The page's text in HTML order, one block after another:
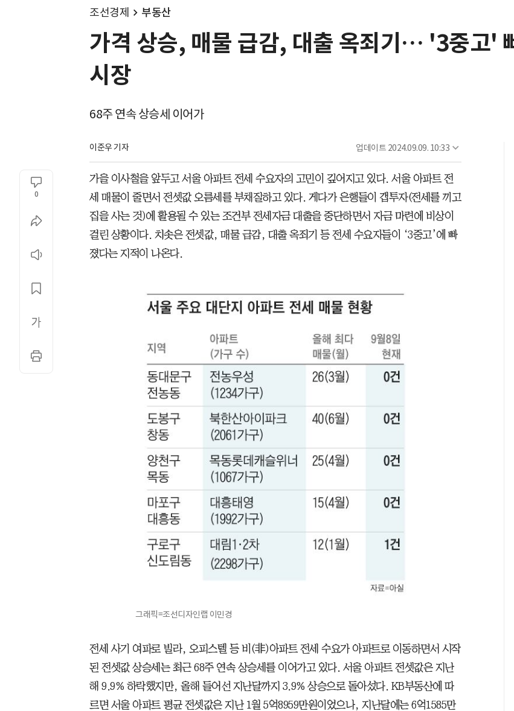
조선경제 부동산
가격 상승, 매물 급감, 대출 옥죄기… '3중고'
시장
68주 연속 상승세 이어가
이준우 기자 업데이트 2024.09.09. 10:33
0
가을 이사철을 앞두고 서울 아파트 전세 수요자의 고민이 깊어지고 있다. 서울 아파트 전
세 매물이 줄면서 전셋값 오름세를 부채질하고 있다. 게다가 은행들이 갭투자(전세를 끼고
집을 사는 것)에 활용될 수 있는 조건부 전세자금 대출을 중단하면서 자금 마련에 비상이
걸린 상황이다. 치솟은 전셋값, 매물 급감, 대출 옥죄기 등 전세 수요자들이 ‘3중고’에 빠
졌다는 지적이 나온다.
그래픽=조선디자인랩 이민경
전세 사기 여파로 빌라, 오피스텔 등 비(非)아파트 전세 수요가 아파트로 이동하면서 시작
된 전셋값 상승세는 최근 68주 연속 상승세를 이어가고 있다. 서울 아파트 전셋값은 지난
해 9.9% 하락했지만, 올해 들어선 지난달까지 3.9% 상승으로 돌아섰다. KB부동산에 따
르면 서울 아파트 평균 전셋값은 지난 1월 5억8959만원이었으나, 지난달에는 6억1585만